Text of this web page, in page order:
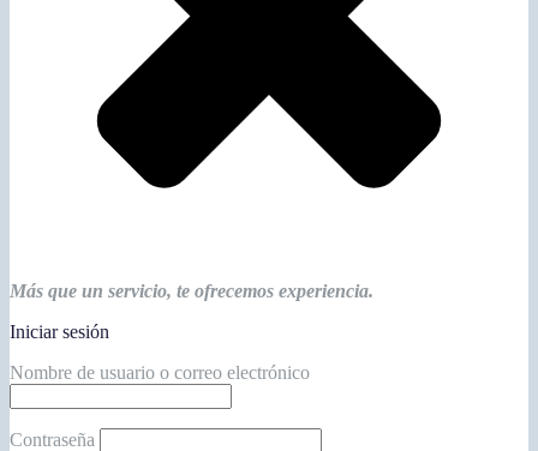
Más que un servicio, te ofrecemos experiencia.
Iniciar sesión
Nombre de usuario o correo electrónico
Contraseña